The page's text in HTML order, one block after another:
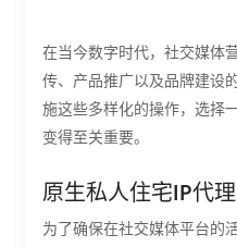
在当今数字时代，社交媒体
传、产品推广以及品牌建设
施这些多样化的操作，选择
变得至关重要。
原生私人住宅IP代理
为了确保在社交媒体平台的